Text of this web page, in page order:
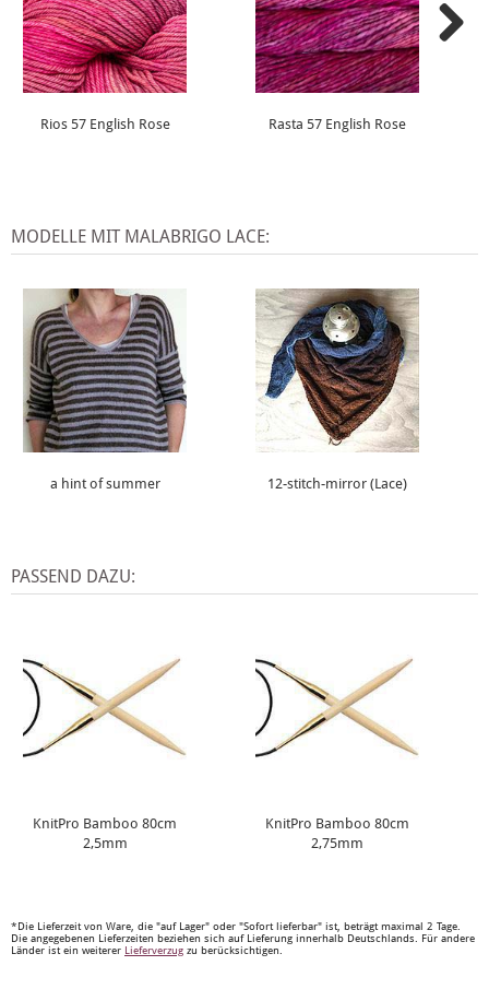
Rios 57 English Rose Rasta 57 English Rose
MODELLE MIT MALABRIGO LACE:
a hint of summer 12-stitch-mirror (Lace)
PASSEND DAZU:
KnitPro Bamboo 80cm
2,5mm
KnitPro Bamboo 80cm
2,75mm
*Die Lieferzeit von Ware, die "auf Lager" oder "Sofort lieferbar" ist, beträgt maximal 2 Tage.
Die angegebenen Lieferzeiten beziehen sich auf Lieferung innerhalb Deutschlands. Für andere
Länder ist ein weiterer Lieferverzug zu berücksichtigen.